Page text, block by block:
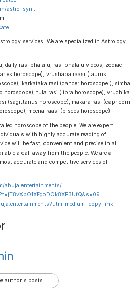
astro-syn…
services. We are specialized in Astrology
daily rasi phalalu, rasi phalalu videos, zodiac
horoscope), vrushaba raasi (taurus
karkataka rasi (cancer horoscope ), simha
horoscope), tula rasi (libra horoscope), vruchika
(sagittarius horoscope), makara rasi (capricorn
meena raasi (pisces horoscope)
horoscope of the people. We are expert
with highly accurate reading of
will be fast, convenient and precise in all
a call away from the people. We are a
accurate and competitive services of
abuja.entertainments/
author's posts